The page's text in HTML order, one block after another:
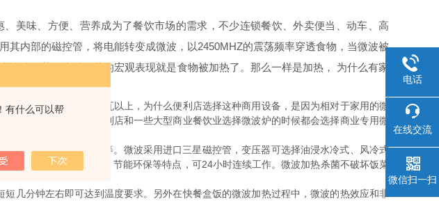
有什么可以帮
味、方便、营养成为了餐饮市场的需求，不少连锁餐饮、外卖便当、动车、高
内部的磁控管，将电能转变成微波，以2450MHZ的震荡频率穿透食物，当微波被
速震荡，这种震荡的宏观表现就是食物被加热了。那么一样是加热， 为什么有家
的小功率都是一千瓦以上，为什么便利店选择这种商用设备，是因为相对于家用的微
食材的效果。所以便利店和一些大型商业餐饮业选择微波炉的时候都会选择商业专用微
统、视频监视系统等。微波采用进口三星磁控管，变压器可选择油浸水冷式、风冷式
安装简单、操作方便、节能环保等特点，可24小时连续工作。微波加热杀菌不破坏饭菜
分钟左右即可达到温度要求。另外在快餐盒饭的微波加热过程中，微波的热效应和非
电话
在线交流
微信扫一扫